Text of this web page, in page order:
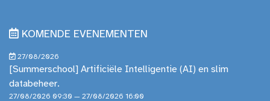
KOMENDE EVENEMENTEN
27/08/2026
[Summerschool] Artificiële Intelligentie (AI) en slim
databeheer.
27/08/2026 09:30 — 27/08/2026 16:00